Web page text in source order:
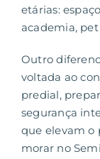
etárias:
academia,
Outro
voltada ao
predial,
segurança
que elevam o
morar no